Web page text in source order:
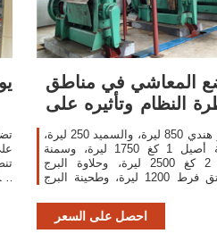
المعاشي في مناطق
النظام وتأثيره على
مواقفوالتمر هندي 850 ليرة، والسميد 250 ليرة،
وسمنة أصيل 1 كغ 1750 ليرة، وسمنة
ممتاز 2 كغ 2500 ليرة، وحلاوة البرج
بالفستق فرط 1200 ليرة، وطحينة البرج
ليتر زيت عباد الشمس 700
احصل على السعر